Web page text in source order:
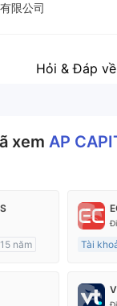
限公司
Hỏi & Đáp
xem AP
năm
Tài
MT4